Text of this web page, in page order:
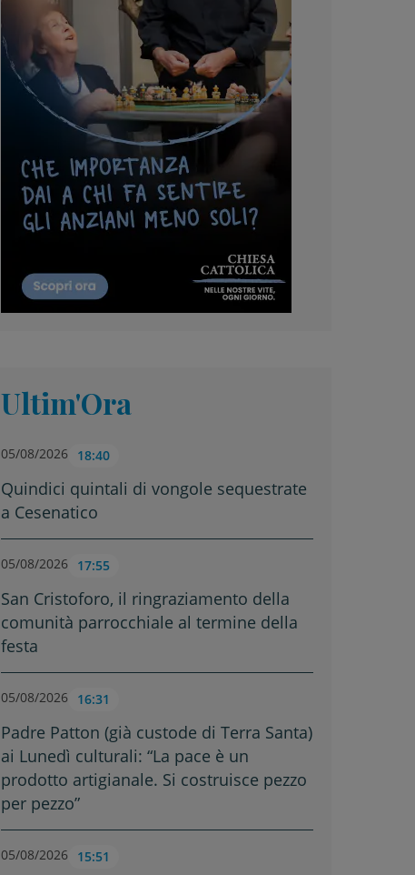
Ultim'Ora
05/08/2026 18:40
Quindici quintali di vongole sequestrate
a Cesenatico
05/08/2026 17:55
San Cristoforo, il ringraziamento della
comunità parrocchiale al termine della
festa
05/08/2026 16:31
Padre Patton (già custode di Terra Santa)
ai Lunedì culturali: “La pace è un
prodotto artigianale. Si costruisce pezzo
per pezzo”
05/08/2026 15:51